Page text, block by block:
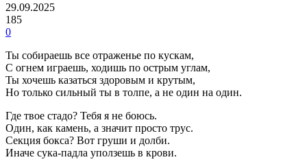
29.09.2025
185
0
Ты собираешь все отраженье по кускам,
С огнем играешь, ходишь по острым углам,
Ты хочешь казаться здоровым и крутым,
Но только сильный ты в толпе, а не один на один.
Где твое стадо? Тебя я не боюсь.
Один, как камень, а значит просто трус.
Секция бокса? Вот груши и долби.
Иначе сука-падла уползешь в крови.